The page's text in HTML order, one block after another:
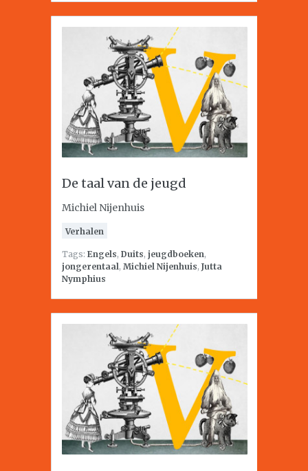
De taal van de jeugd
Michiel Nijenhuis
Verhalen
Tags: Engels, Duits, jeugdboeken,
jongerentaal, Michiel Nijenhuis, Jutta
Nymphius